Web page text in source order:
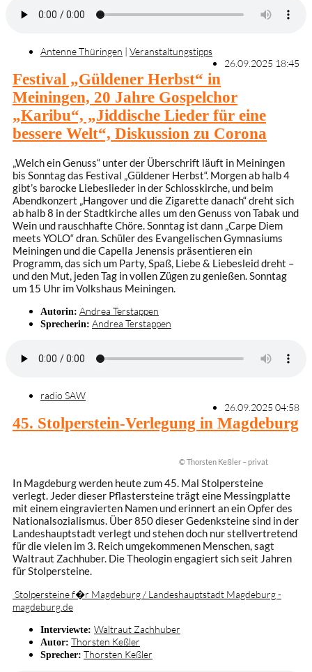
Antenne Thüringen | Veranstaltungstipps
26.09.2025 18:45
Festival „Güldener Herbst“ in
Meiningen, 20 Jahre Gospelchor
„Karibu“, „Jiddische Lieder für eine
bessere Welt“, Diskussion zu Corona
„Welch ein Genuss“ unter der Überschrift läuft in Meiningen
bis Sonntag das Festival „Güldener Herbst“. Morgen ab halb 4
gibt’s barocke Liebeslieder in der Schlosskirche, und beim
Abendkonzert „Hangover und die Zigarette danach“ dreht sich
ab halb 8 in der Stadtkirche alles um den Genuss von Tabak und
Wein und rauschhafte Chöre. Sonntag ist dann „Carpe Diem
meets YOLO“ dran. Schüler des Evangelischen Gymnasiums
Meiningen und die Capella Jenensis präsentieren ein
Programm, das sich um Party, Spaß, Liebe & Liebesleid dreht –
und den Mut, jeden Tag in vollen Zügen zu genießen. Sonntag
um 15 Uhr im Volkshaus Meiningen.
Autorin: Andrea Terstappen
Sprecherin: Andrea Terstappen
radio SAW
26.09.2025 04:58
45. Stolperstein-Verlegung in Magdeburg
© Thorsten Keßler – privat
In Magdeburg werden heute zum 45. Mal Stolpersteine
verlegt. Jeder dieser Pflastersteine trägt eine Messingplatte
mit einem eingravierten Namen und erinnert an ein Opfer des
Nationalsozialismus. Über 850 dieser Gedenksteine sind in der
Landeshauptstadt verlegt und stehen doch nur stellvertretend
für die vielen im 3. Reich umgekommenen Menschen, sagt
Waltraut Zachhuber. Die Theologin engagiert sich seit Jahren
für Stolpersteine.
Stolpersteine f�r Magdeburg / Landeshauptstadt Magdeburg -
magdeburg.de
Interviewte: Waltraut Zachhuber
Autor: Thorsten Keßler
Sprecher: Thorsten Keßler